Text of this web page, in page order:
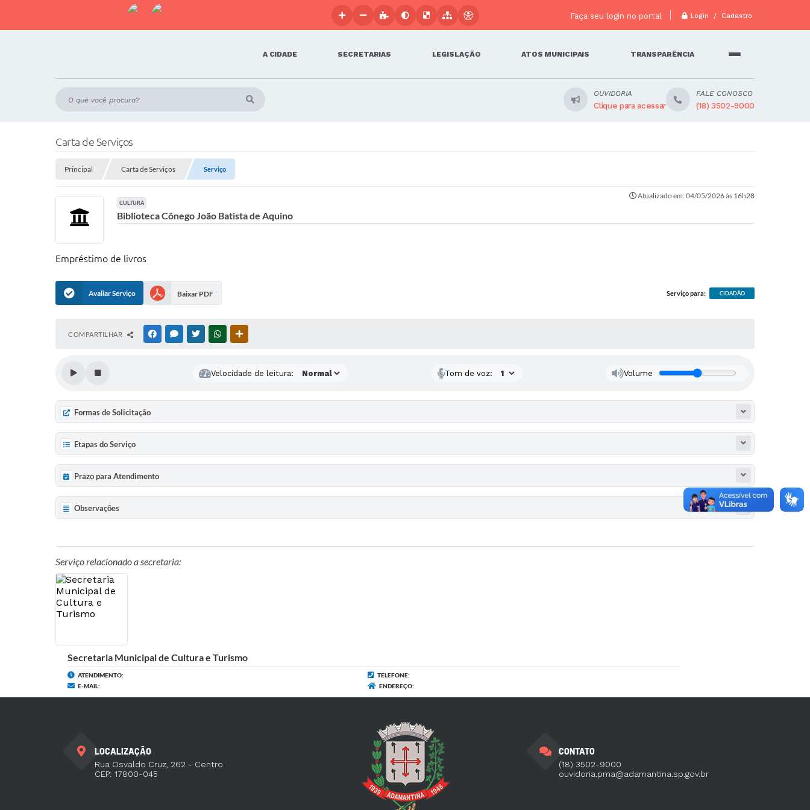
Faça seu login no portal Login / Cadastro
A CIDADE SECRETARIAS LEGISLAÇÃO ATOS MUNICIPAIS TRANSPARÊNCIA
OUVIDORIA
Clique para acessar
FALE CONOSCO
(18) 3502-9000
Carta de Serviços
Principal Carta de Serviços Serviço
Atualizado em: 04/05/2026 às 16h28
CULTURA
Biblioteca Cônego João Batista de Aquino
Empréstimo de livros
Avaliar Serviço Baixar PDF Serviço para: CIDADÃO
COMPARTILHAR FACEBOOKMESSENGER
TWITTERWHATSAPP
Velocidade de leitura: Tom de voz: Volume
Formas de Solicitação
Etapas do Serviço
Prazo para Atendimento
Observações
Serviço relacionado a secretaria:
Secretaria Municipal de Cultura e Turismo
ATENDIMENTO:
TELEFONE:
E-MAIL:
ENDEREÇO:
LOCALIZAÇÃO
Rua Osvaldo Cruz, 262 - Centro
CEP: 17800-045
CONTATO
(18) 3502-9000
ouvidoria.pma@adamantina.sp.gov.br